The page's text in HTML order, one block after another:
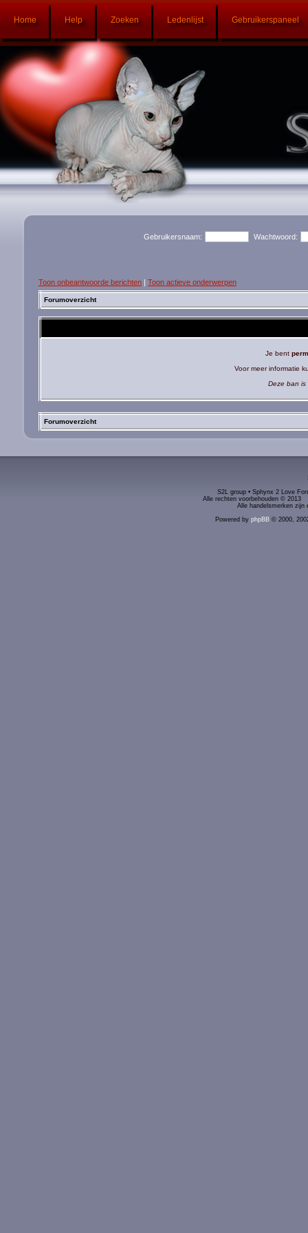
Home Help Zoeken Ledenlijst Gebruikerspaneel
Gebruikersnaam: Wachtwoord:
Toon onbeantwoorde berichten | Toon actieve onderwerpen
Forumoverzicht
Je bent
Voor meer informatie
Deze ban is
Forumoverzicht
S2L group • Sphynx 2 Love
Alle rechten voorbehouden ©
Alle handelsmerken zijn
Powered by phpBB© 2000,